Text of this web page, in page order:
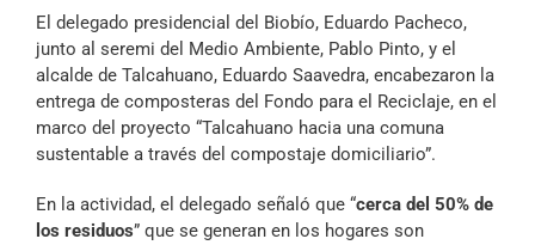
El delegado presidencial del Biobío, Eduardo Pacheco,
junto al seremi del Medio Ambiente, Pablo Pinto, y el
alcalde de Talcahuano, Eduardo Saavedra, encabezaron la
entrega de composteras del Fondo para el Reciclaje, en el
marco del proyecto “Talcahuano hacia una comuna
sustentable a través del compostaje domiciliario”.
En la actividad, el delegado señaló que “cerca del 50% de
los residuos” que se generan en los hogares son